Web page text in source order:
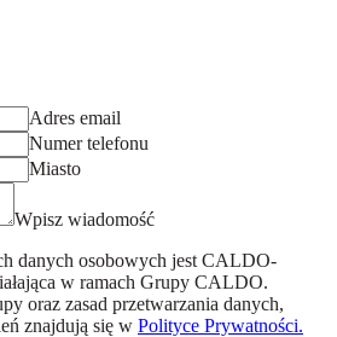
Adres email
Numer telefonu
Miasto
Wpisz wiadomość
danych osobowych jest CALDO-
w ramach Grupy CALDO.
oraz zasad przetwarzania danych,
znajdują się w Polityce Prywatności.